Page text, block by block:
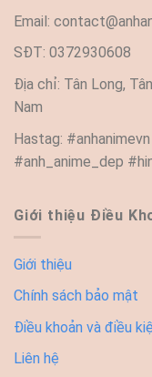
Email:
SĐT: 0372930608
Địa chỉ: Tân Long,
Nam
Hastag:
#anh_anime_dep
Giới thiệu Điều
Giới thiệu
Chính sách bảo mật
Điều khoản và điều
Liên hệ